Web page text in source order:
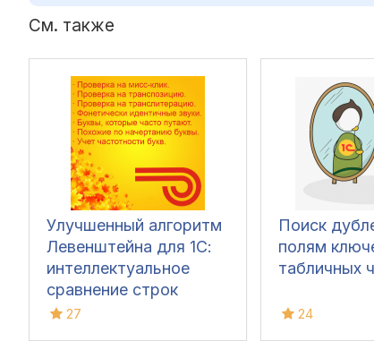
См. также
Улучшенный алгоритм
Левенштейна для 1С:
интеллектуальное
сравнение строк
27
Поиск
полям
табличных
24